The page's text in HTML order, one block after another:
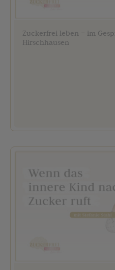
Zuckerfrei leben – im
Hirschhausen